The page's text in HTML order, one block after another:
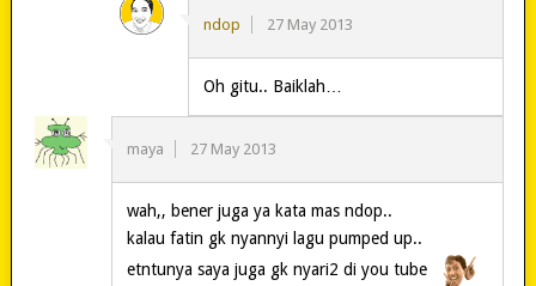
ndop 27 May 2013
Oh gitu.. Baiklah…
maya 27 May 2013
wah,, bener juga ya kata mas ndop..
kalau fatin gk nyannyi lagu pumped up..
etntunya saya juga gk nyari2 di you tube